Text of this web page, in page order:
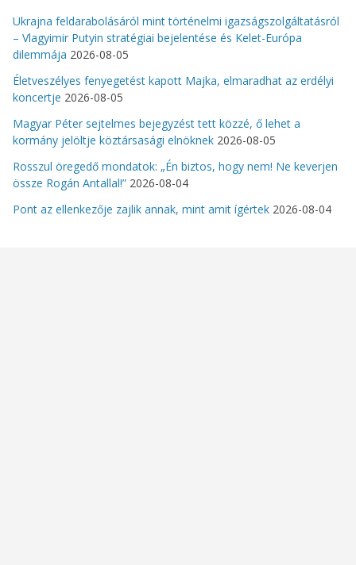
Ukrajna feldarabolásáról mint történelmi igazságszolgáltatásról
– Vlagyimir Putyin stratégiai bejelentése és Kelet-Európa
dilemmája 2026-08-05
Életveszélyes fenyegetést kapott Majka, elmaradhat az erdélyi
koncertje 2026-08-05
Magyar Péter sejtelmes bejegyzést tett közzé, ő lehet a
kormány jelöltje köztársasági elnöknek 2026-08-05
Rosszul öregedő mondatok: „Én biztos, hogy nem! Ne keverjen
össze Rogán Antallal!” 2026-08-04
Pont az ellenkezője zajlik annak, mint amit ígértek 2026-08-04